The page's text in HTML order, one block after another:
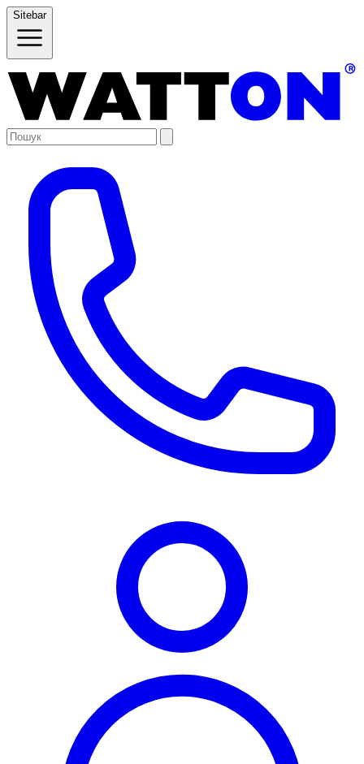
Sitebar